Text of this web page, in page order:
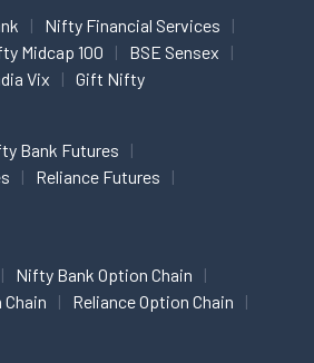
Nifty Financial Services
Midcap 100
BSE Sensex
Vix Gift Nifty
Bank Futures
Reliance Futures
Nifty Bank Option Chain
Reliance Option Chain